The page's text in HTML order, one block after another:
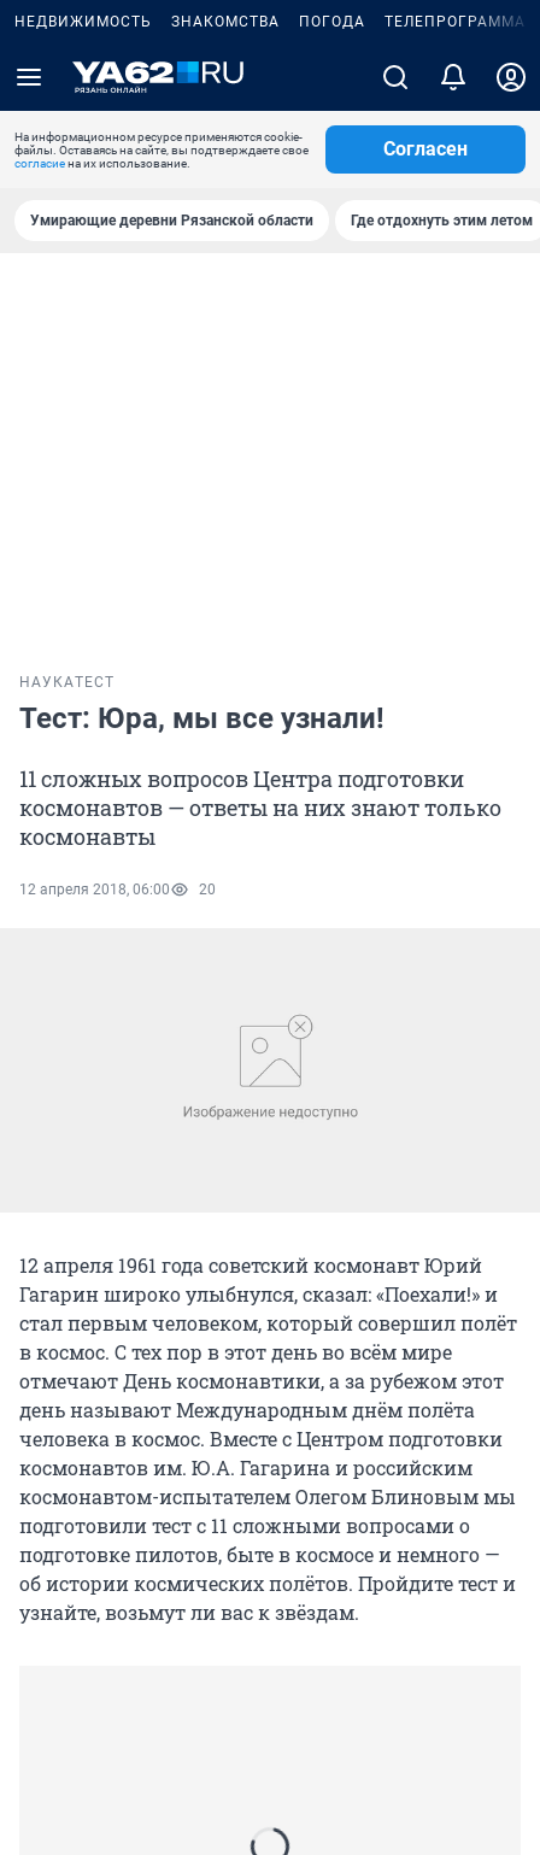
НЕДВИЖИМОСТЬ ЗНАКОМСТВА ПОГОДА ТЕЛЕПРОГРАММА
На информационном ресурсе применяются cookie-
файлы. Оставаясь на сайте, вы подтверждаете свое
согласиена их использование.
Согласен
Умирающие деревни Рязанской области Где отдохнуть этим летом
НАУКАТЕСТ
Тест: Юра, мы все узнали!
11 сложных вопросов Центра подготовки
космонавтов — ответы на них знают только
космонавты
12 апреля 2018, 06:00 20
12 апреля 1961 года советский космонавт Юрий
Гагарин широко улыбнулся, сказал: «Поехали!» и
стал первым человеком, который совершил полёт
в космос. С тех пор в этот день во всём мире
отмечают День космонавтики, а за рубежом этот
день называют Международным днём полёта
человека в космос. Вместе с Центром подготовки
космонавтов им. Ю.А. Гагарина и российским
космонавтом-испытателем Олегом Блиновым мы
подготовили тест с 11 сложными вопросами о
подготовке пилотов, быте в космосе и немного —
об истории космических полётов. Пройдите тест и
узнайте, возьмут ли вас к звёздам.